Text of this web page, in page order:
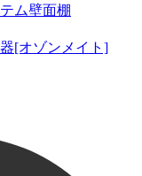
ム壁面棚
[オゾンメイト]